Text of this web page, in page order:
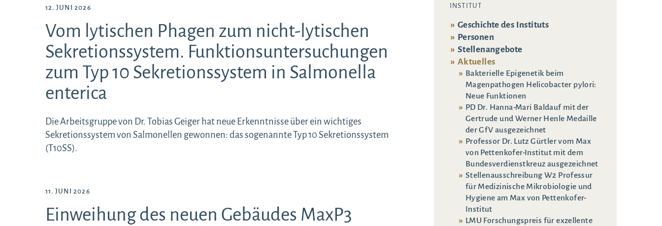
12. JUNI 2026
Vom lytischen Phagen zum nicht-lytischen
Sekretionssystem. Funktionsuntersuchungen
zum Typ 10 Sekretionssystem in Salmonella
enterica
Die Arbeitsgruppe von Dr. Tobias Geiger hat neue Erkenntnisse über ein wichtiges
Sekretionssystem von Salmonellen gewonnen: das sogenannte Typ 10 Sekretionssystem
(T10SS).
11. JUNI 2026
Einweihung des neuen Gebäudes MaxP3
INSTITUT
Geschichte des Instituts
Personen
Stellenangebote
Aktuelles
Bakterielle Epigenetik beim
Magenpathogen Helicobacter pylori:
Neue Funktionen
PD Dr. Hanna-Mari Baldauf mit der
Gertrude und Werner Henle Medaille
der GfV ausgezeichnet
Professor Dr. Lutz Gürtler vom Max
von Pettenkofer-Institut mit dem
Bundesverdienstkreuz ausgezeichnet
Stellenausschreibung W2 Professur
für Medizinische Mikrobiologie und
Hygiene am Max von Pettenkofer-
Institut
LMU Forschungspreis für exzellente